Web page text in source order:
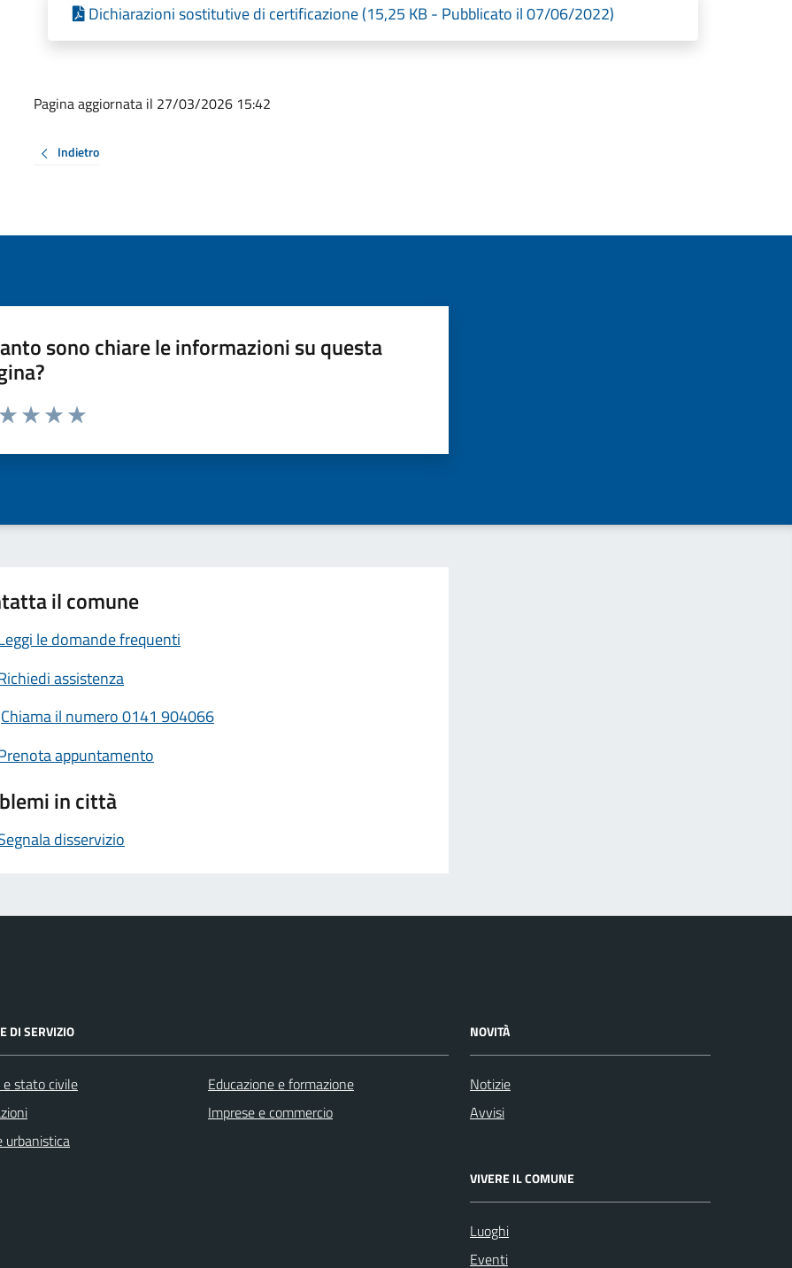
Dichiarazioni sostitutive di certificazione (15,25 KB - Pubblicato il 07/06/2022)
Pagina aggiornata il 27/03/2026 15:42
Indietro
sono chiare le informazioni su questa
da 1 a 5 stelle la pagina
il comune
le domande frequenti
assistenza
Chiama il numero 0141 904066
appuntamento
in città
disservizio
DI SERVIZIO
stato civile
urbanistica
Educazione e formazione
Imprese e commercio
NOVITÀ
Notizie
Avvisi
VIVERE IL COMUNE
Luoghi
Eventi